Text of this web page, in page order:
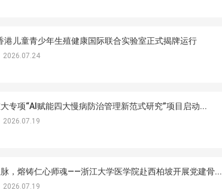
港儿童青少年生殖健康国际联合实验室正式揭牌运行
2026.07.24
专项“AI赋能四大慢病防治管理新范式研究”项目启动...
2026.07.19
，熔铸仁心师魂——浙江大学医学院赴西柏坡开展党建骨...
2026.07.19